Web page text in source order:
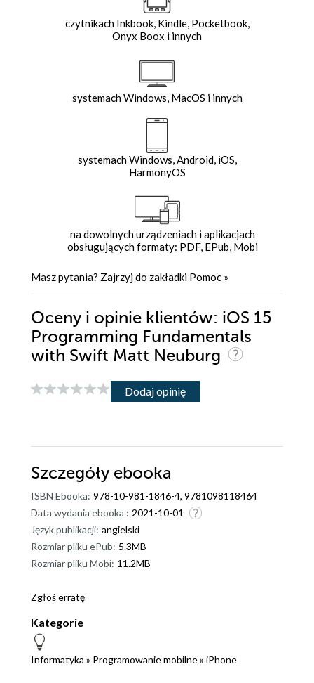
czytnikach Inkbook, Kindle, Pocketbook,
Onyx Boox i innych
systemach Windows, MacOS i innych
systemach Windows, Android, iOS,
HarmonyOS
na dowolnych urządzeniach i aplikacjach
obsługujących formaty: PDF, EPub, Mobi
Masz pytania? Zajrzyj do zakładki Pomoc »
Oceny i opinie klientów: iOS 15
Programming Fundamentals
with Swift Matt Neuburg
Dodaj opinię
Szczegóły ebooka
ISBN Ebooka: 978-10-981-1846-4, 9781098118464
Data wydania ebooka : 2021-10-01
Język publikacji: angielski
Rozmiar pliku ePub: 5.3MB
Rozmiar pliku Mobi: 11.2MB
Zgłoś erratę
Kategorie
Informatyka » Programowanie mobilne» iPhone